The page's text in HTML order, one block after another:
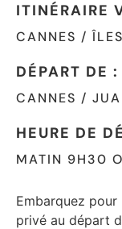
ITINÉRAIRE
CANNES /
DÉPART DE :
CANNES /
HEURE DE
MATIN 9H30
Embarquez
privé au départ